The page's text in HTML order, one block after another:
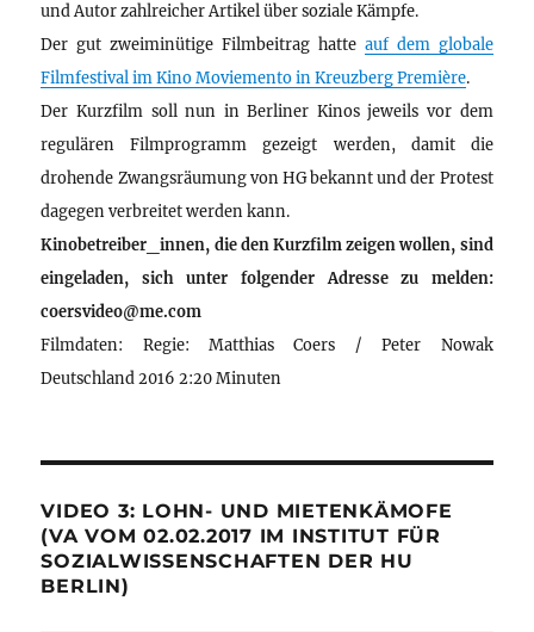
und Autor zahlreicher Artikel über soziale Kämpfe.
Der gut zweiminütige Filmbeitrag hatte auf dem globale
Filmfestival im Kino Moviemento in Kreuzberg Première.
Der Kurzfilm soll nun in Berliner Kinos jeweils vor dem
regulären Filmprogramm gezeigt werden, damit die
drohende Zwangsräumung von HG bekannt und der Protest
dagegen verbreitet werden kann.
Kinobetreiber_innen, die den Kurzfilm zeigen wollen, sind
eingeladen, sich unter folgender Adresse zu melden:
coersvideo@me.com
Filmdaten: Regie: Matthias Coers / Peter Nowak
Deutschland 2016 2:20 Minuten
VIDEO 3: LOHN- UND MIETENKÄMOFE
(VA VOM 02.02.2017 IM INSTITUT FÜR
SOZIALWISSENSCHAFTEN DER HU
BERLIN)